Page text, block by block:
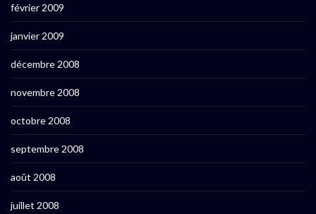
février 2009
janvier 2009
décembre 2008
novembre 2008
octobre 2008
septembre 2008
août 2008
juillet 2008